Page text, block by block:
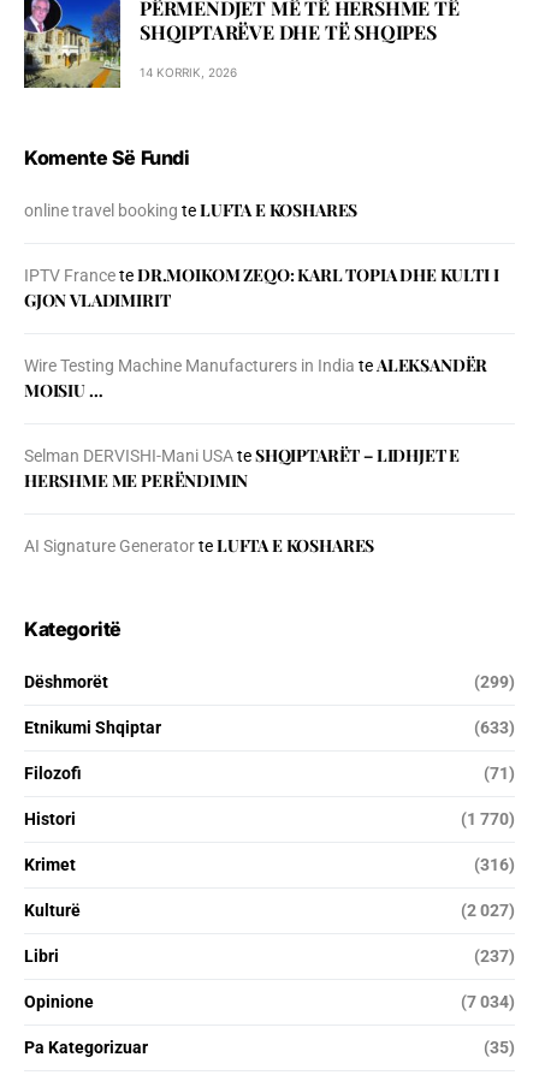
PËRMENDJET MË TË HERSHME TË
SHQIPTARËVE DHE TË SHQIPES
14 KORRIK, 2026
Komente Së Fundi
online travel booking teLUFTA E KOSHARES
IPTV FranceteDR.MOIKOM ZEQO: KARL TOPIA DHE KULTI I
GJON VLADIMIRIT
Wire Testing Machine Manufacturers in India teALEKSANDËR
MOISIU …
Selman DERVISHI-Mani USAteSHQIPTARËT – LIDHJET E
HERSHME ME PERËNDIMIN
AI Signature GeneratorteLUFTA E KOSHARES
Kategoritë
Dëshmorët (299)
Etnikumi Shqiptar (633)
Filozofi (71)
Histori (1 770)
Krimet (316)
Kulturë (2 027)
Libri (237)
Opinione (7 034)
Pa Kategorizuar (35)